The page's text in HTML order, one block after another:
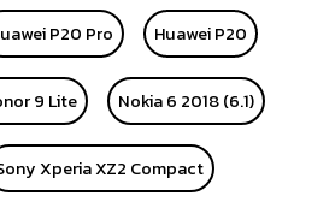
P20 Pro Huawei P20
9 Lite Nokia 6 2018 (6.1)
Xperia XZ2 Compact